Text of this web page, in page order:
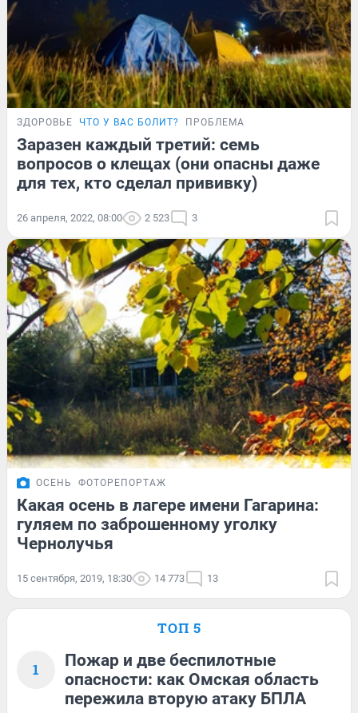
ЗДОРОВЬЕ ЧТО У ВАС БОЛИТ? ПРОБЛЕМА
Заразен каждый третий: семь
вопросов о клещах (они опасны даже
для тех, кто сделал прививку)
26 апреля, 2022, 08:00 2 523 3
ОСЕНЬ ФОТОРЕПОРТАЖ
Какая осень в лагере имени Гагарина:
гуляем по заброшенному уголку
Чернолучья
15 сентября, 2019, 18:30 14 773 13
ТОП 5
1
Пожар и две беспилотные
опасности: как Омская область
пережила вторую атаку БПЛА